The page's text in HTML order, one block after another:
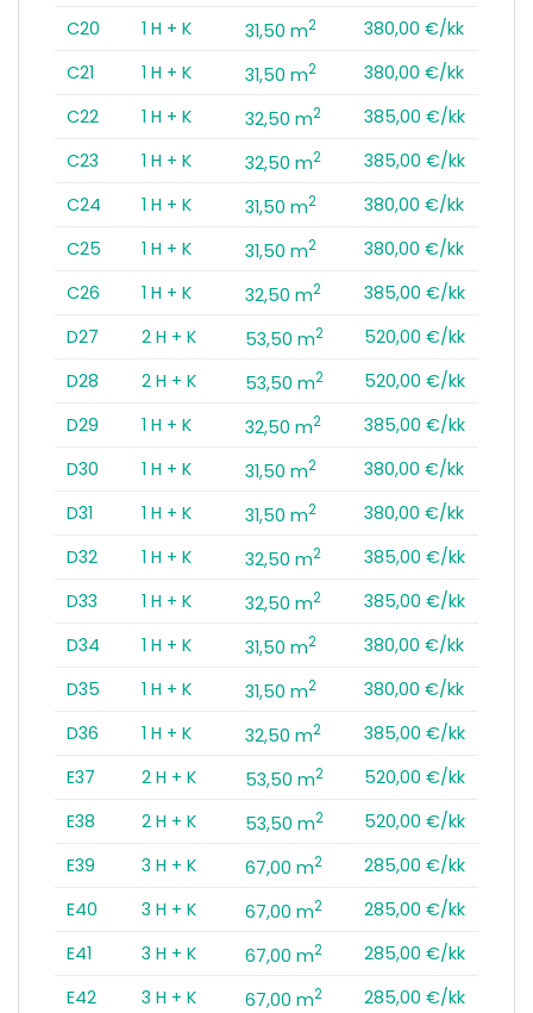
C20
1 H + K 31,50 m2
380,00 €/kk
C21
1 H + K 31,50 m2
380,00 €/kk
C22
1 H + K 32,50 m2
385,00 €/kk
C23
1 H + K 32,50 m2
385,00 €/kk
C24
1 H + K 31,50 m2
380,00 €/kk
C25
1 H + K 31,50 m2
380,00 €/kk
C26
1 H + K 32,50 m2
385,00 €/kk
D27
2 H + K 53,50 m2
520,00 €/kk
D28
2 H + K 53,50 m2
520,00 €/kk
D29
1 H + K 32,50 m2
385,00 €/kk
D30
1 H + K 31,50 m2
380,00 €/kk
D31
1 H + K 31,50 m2
380,00 €/kk
D32
1 H + K 32,50 m2
385,00 €/kk
D33
1 H + K 32,50 m2
385,00 €/kk
D34
1 H + K 31,50 m2
380,00 €/kk
D35
1 H + K 31,50 m2
380,00 €/kk
D36
1 H + K 32,50 m2
385,00 €/kk
E37
2 H + K 53,50 m2
520,00 €/kk
E38
2 H + K 53,50 m2
520,00 €/kk
E39
3 H + K 67,00 m2
285,00 €/kk
E40
3 H + K 67,00 m2
285,00 €/kk
E41
3 H + K 67,00 m2
285,00 €/kk
E42
3 H + K 67,00 m2
285,00 €/kk